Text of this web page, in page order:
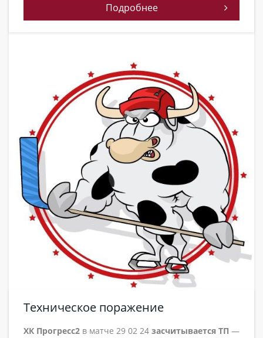
Подробнее
Техническое поражение
ХК Прогресс2 в матче 29 02 24 засчитывается ТП —